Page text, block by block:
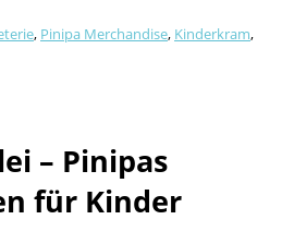
, Pinipa Merchandise, Kinderkram,
– Pinipas
für Kinder